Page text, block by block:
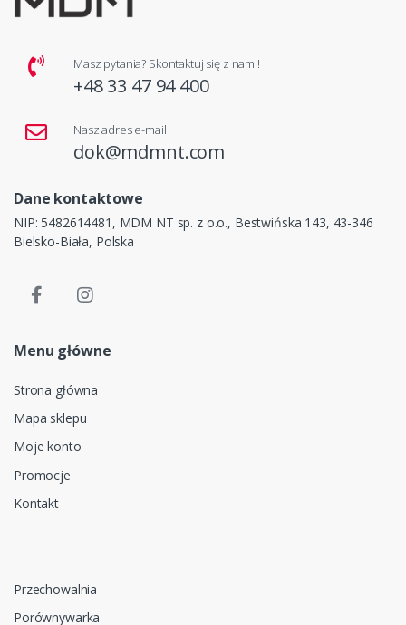
Masz pytania? Skontaktuj się z nami!
+48 33 47 94 400
Nasz adres e-mail
dok@mdmnt.com
Dane kontaktowe
NIP: 5482614481, MDM NT sp. z o.o., Bestwińska 143, 43-346
Bielsko-Biała, Polska
Menu główne
Strona główna
Mapa sklepu
Moje konto
Promocje
Kontakt
Przechowalnia
Porównywarka